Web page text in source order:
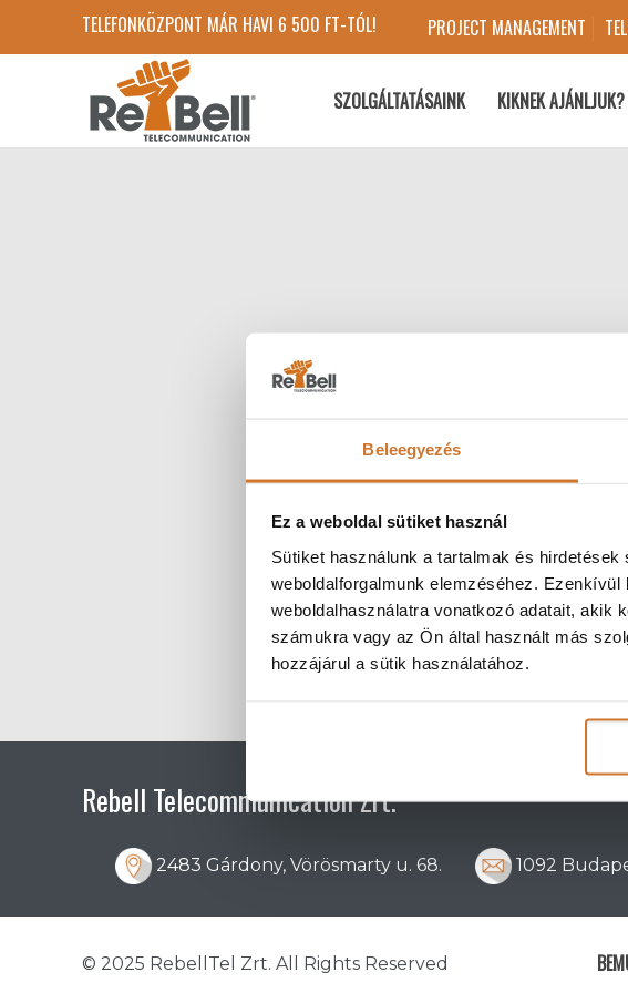
Beleegyezés
Ez a weboldal sütiket használ
Sütiket használunk a tartalmak és
weboldalforgalmunk elemzéséhez.
weboldalhasználatra vonatkozó adatait, akik
számukra vagy az Ön által használt más
hozzájárul a sütik használatához.
TELEFONKÖZPONT MÁR HAVI 6 500 FT-TÓL! PROJECT MANAGEMENT
SZOLGÁLTATÁSAINK KIKNEK AJÁNLJUK?
Köszönjük megtisztelő
Rebell Telecommunication Zrt.
2483 Gárdony, Vörösmarty u. 68. 1092
© 2025 RebellTel Zrt. All Rights Reserved